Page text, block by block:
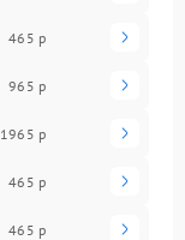
465 р
965 р
1965 р
465 р
465 р